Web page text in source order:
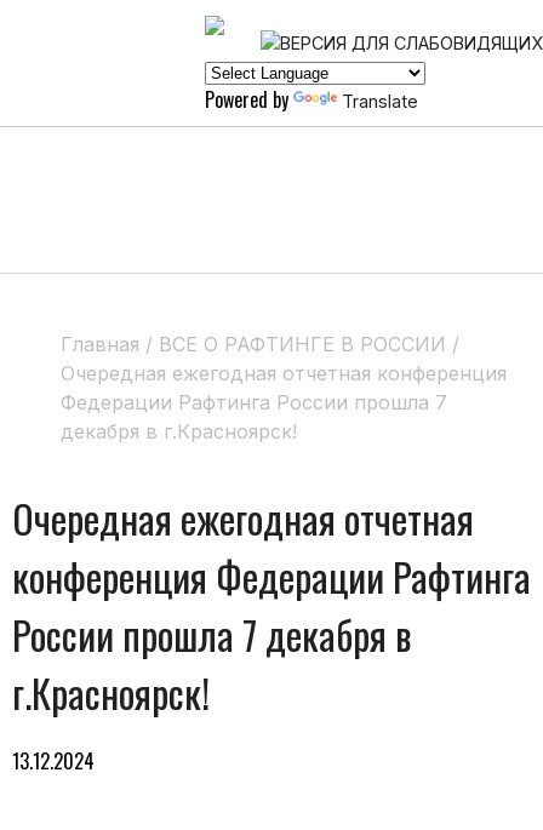
Powered by Translate
Главная / ВСЕ О РАФТИНГЕ В РОССИИ /
Очередная ежегодная отчетная конференция
Федерации Рафтинга России прошла 7
декабря в г.Красноярск!
Очередная ежегодная отчетная
конференция Федерации Рафтинга
России прошла 7 декабря в
г.Красноярск!
13.12.2024